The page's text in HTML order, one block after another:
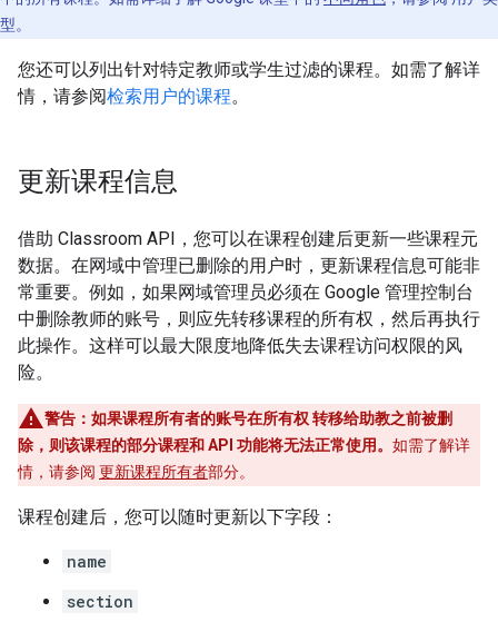
型。
您还可以列出针对特定教师或学生过滤的课程。如需了解详
情，请参阅检索用户的课程。
更新课程信息
借助 Classroom API，您可以在课程创建后更新一些课程元
数据。在网域中管理已删除的用户时，更新课程信息可能非
常重要。例如，如果网域管理员必须在 Google 管理控制台
中删除教师的账号，则应先转移课程的所有权，然后再执行
此操作。这样可以最大限度地降低失去课程访问权限的风
险。
警告：如果课程所有者的账号在所有权 转移给助教之前被删
除，则该课程的部分课程和 API 功能将无法正常使用。 如需了解详
情，请参阅 更新课程所有者部分。
课程创建后，您可以随时更新以下字段：
name
section